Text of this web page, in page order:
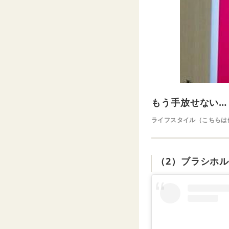
もう手放せない
ライフスタイル（こちら
（2）ブラシホ